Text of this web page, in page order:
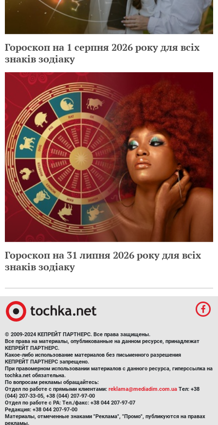
Гороскоп на 1 серпня 2026 року для всіх
знаків зодіаку
Гороскоп на 31 липня 2026 року для всіх
знаків зодіаку
© 2009-2024 КЕПРЕЙТ ПАРТНЕРС. Все права защищены.
Все права на материалы, опубликованные на данном ресурсе, принадлежат
КЕПРЕЙТ ПАРТНЕРС.
Какое-либо использование материалов без письменного разрешения
КЕПРЕЙТ ПАРТНЕРС запрещено.
При правомерном использовании материалов с данного ресурса, гиперссылка на
tochka.net обязательна.
По вопросам рекламы обращайтесь:
Отдел по работе с прямыми клиентами: reklama@mediadim.com.ua Тел: +38
(044) 207-33-05, +38 (044) 207-97-00
Отдел по работе с РА: Тел./факс: +38 044 207-97-07
Редакция: +38 044 207-97-00
Материалы, отмеченные знаками "Реклама", "Промо", публикуются на правах
рекламы.